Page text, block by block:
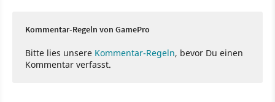
Kommentar-Regeln von GamePro
Bitte lies unsere Kommentar-Regeln, bevor Du einen
Kommentar verfasst.